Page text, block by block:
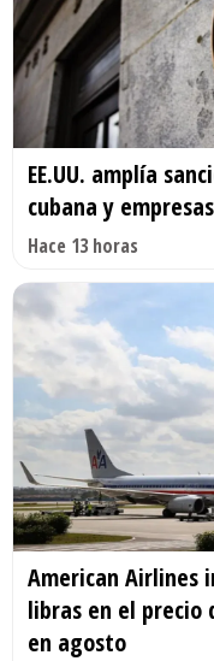
EE.UU. amplía
cubana y
Hace 13 horas
American Airlines
libras en el precio
en agosto